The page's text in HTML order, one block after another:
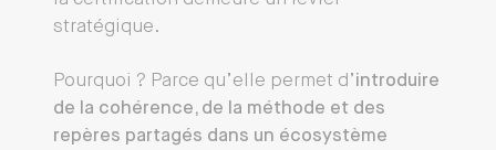
stratégique.
Pourquoi ? Parce qu’elle permet d’introduire
de la cohérence, de la méthode et des
repères partagés dans un écosystème